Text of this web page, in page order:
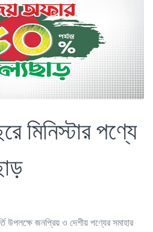
মিনিস্টার পণ্যে
উপলক্ষে জনপ্রিয় ও দেশীয় পণ্যের সমাহার